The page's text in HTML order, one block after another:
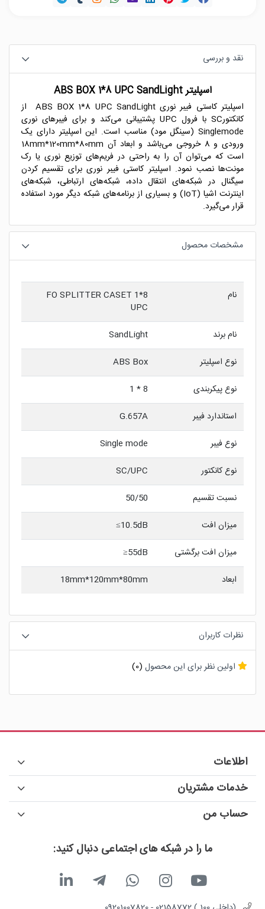
نقد و بررسی
اسپلیتر ABS BOX 1*8 UPC SandLight
اسپلیتر کاستی فیبر نوری ABS BOX 1*8 UPC SandLight از
کانکتورSC با فرول UPC پشتیبانی می‌کند و برای فیبرهای نوری
Singlemode (سینگل مود) مناسب است. این اسپلیتر دارای یک
ورودی و 8 خروجی می‌باشد و ابعاد آن 18mm*120mm*80mm
است که می‌توان آن را به راحتی در فریم‌های توزیع نوری یا رک‌
مونت‌ها نصب نمود. اسپلیتر کاستی فیبر نوری برای تقسیم کردن
سیگنال در شبکه‌های انتقال داده، شبکه‌های ارتباطی، شبکه‌های
اینترنت اشیا (IoT) و بسیاری از برنامه‌های شبکه دیگر مورد استفاده
قرار می‌گیرد.
مشخصات محصول
نام
FO SPLITTER CASET 1*8
UPC
نام برند
SandLight
نوع اسپلیتر
ABS Box
نوع پیکربندی
8 * 1
استاندارد فیبر
G.657A
نوع فیبر
Single mode
نوع کانکتور
SC/UPC
نسبت تقسیم
50/50
میزان افت
10.5dB≥
میزان افت برگشتی
55dB≤
ابعاد
18mm*120mm*80mm
نظرات کاربران
اولین نظر برای این محصول (0)
ما را در شبکه های اجتماعی دنبال کنید:
اطلاعات
خدمات مشتریان
حساب من